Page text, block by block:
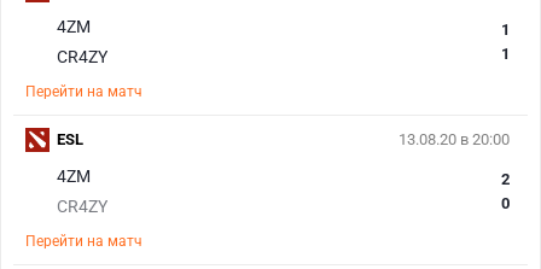
4ZM
CR4ZY
1
1
Перейти на матч
13.08.20 в 20:00
4ZM
CR4ZY
2
0
Перейти на матч
ESL